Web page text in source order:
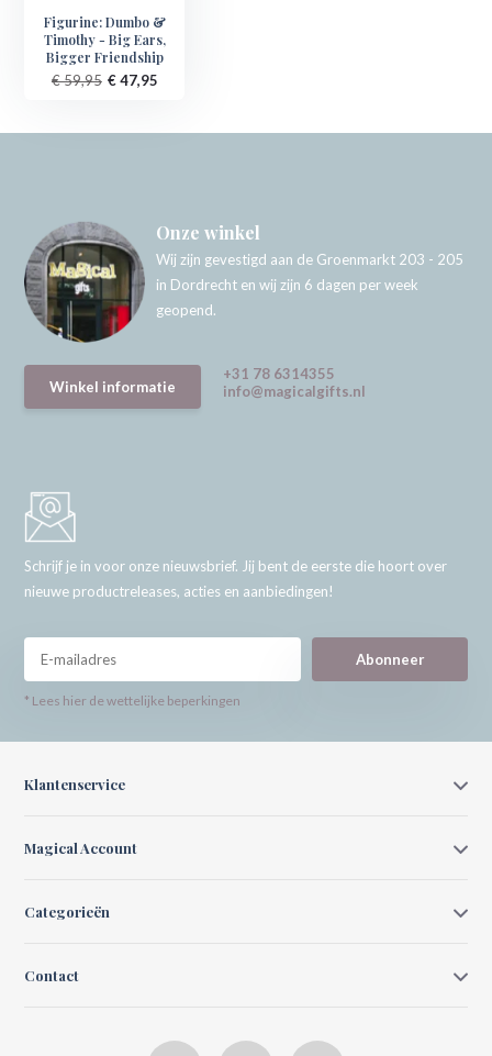
Figurine: Dumbo &
Timothy - Big Ears,
Bigger Friendship
€ 59,95 € 47,95
Onze winkel
Wij zijn gevestigd aan de Groenmarkt 203 - 205
in Dordrecht en wij zijn 6 dagen per week
geopend.
Winkel informatie
+31 78 6314355
info@magicalgifts.nl
Schrijf je in voor onze nieuwsbrief. Jij bent de eerste die hoort over
nieuwe productreleases, acties en aanbiedingen!
Abonneer
* Lees hier de wettelijke beperkingen
Klantenservice
Magical Account
Categorieën
Contact